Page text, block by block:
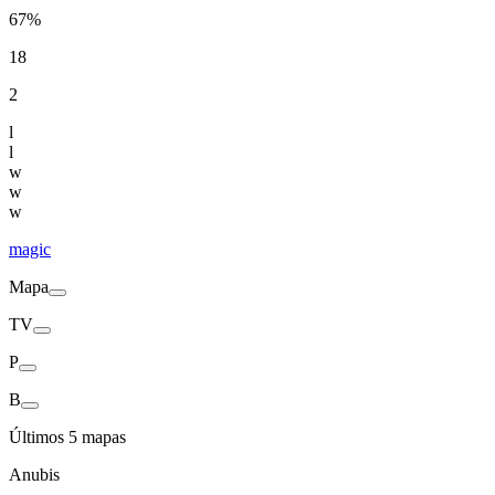
67%
18
2
l
l
w
w
w
magic
Mapa
TV
P
B
Últimos 5 mapas
Anubis